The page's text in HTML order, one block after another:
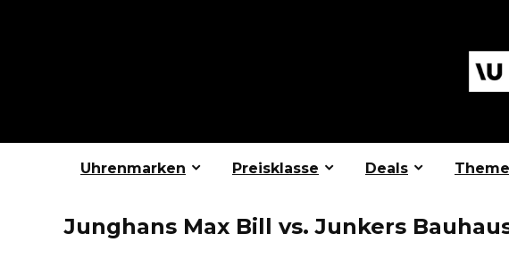
Uhrenmarken Preisklasse Deals
Junghans Max Bill vs. Junkers